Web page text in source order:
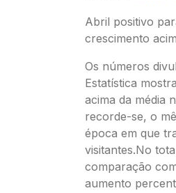
Abril positivo
crescimento
Os números
Estatística
acima da média
recorde-se, o
época em que
visitantes.No
comparação
aumento